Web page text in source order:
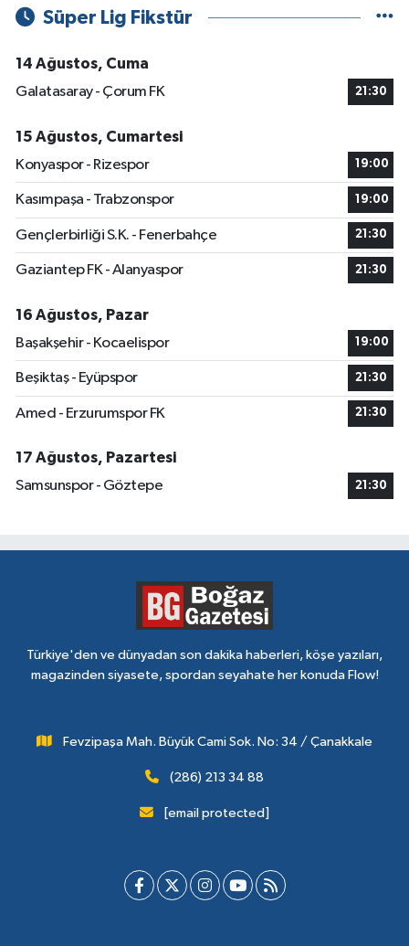
Süper Lig Fikstür
14 Ağustos, Cuma
Galatasaray - Çorum FK
21:30
15 Ağustos, Cumartesi
Konyaspor - Rizespor
19:00
Kasımpaşa - Trabzonspor 19:00
Gençlerbirliği S.K. - Fenerbahçe 21:30
Gaziantep FK - Alanyaspor 21:30
16 Ağustos, Pazar
Başakşehir - Kocaelispor
19:00
Beşiktaş - Eyüpspor 21:30
Amed - Erzurumspor FK 21:30
17 Ağustos, Pazartesi
Samsunspor - Göztepe
21:30
Türkiye'den ve dünyadan son dakika haberleri, köşe yazıları,
magazinden siyasete, spordan seyahate her konuda Flow!
Fevzipaşa Mah. Büyük Cami Sok. No: 34 / Çanakkale
(286) 213 34 88
[email protected]